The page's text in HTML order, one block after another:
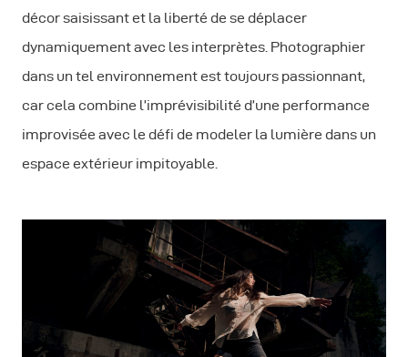
décor saisissant et la liberté de se déplacer
dynamiquement avec les interprètes. Photographier
dans un tel environnement est toujours passionnant,
car cela combine l’imprévisibilité d’une performance
improvisée avec le défi de modeler la lumière dans un
espace extérieur impitoyable.